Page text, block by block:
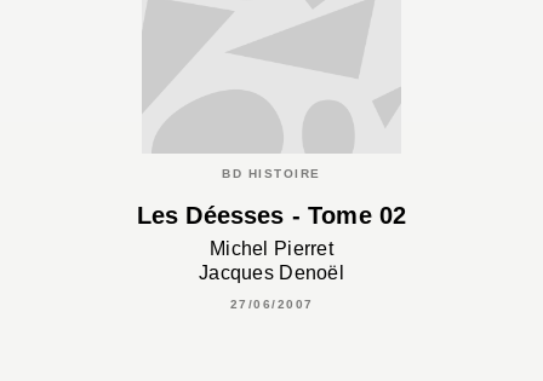
BD HISTOIRE
Les Déesses - Tome 02
Michel Pierret
Jacques Denoël
27/06/2007